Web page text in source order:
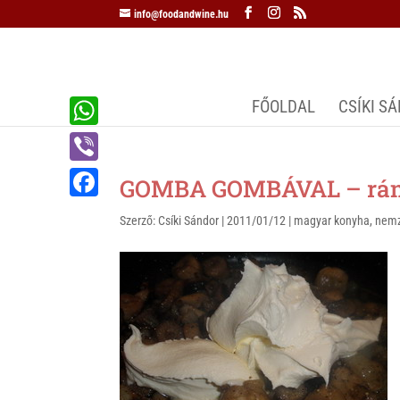
info@foodandwine.hu
FŐOLDAL CSÍKI
GOMBA GOMBÁVAL –
Szerző: Csíki Sándor |2011/01/12 | magyar konyha,
W
h
a
V